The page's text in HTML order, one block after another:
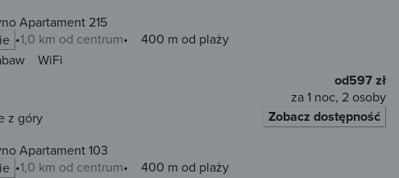
Apartament 215
1,0 km od centrum
400 m od plaży
WiFi
z góry
od597 zł
za 1 noc, 2 osoby
Zobacz dostępność
Apartament 103
1,0 km od centrum
400 m od plaży